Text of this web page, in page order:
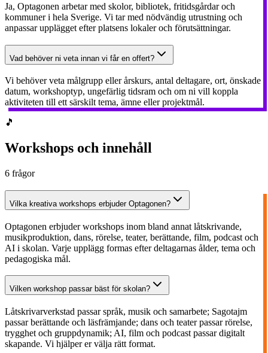
Ja, Optagonen arbetar med skolor, bibliotek, fritidsgårdar och
kommuner i hela Sverige. Vi tar med nödvändig utrustning och
anpassar upplägget efter platsens lokaler och förutsättningar.
Vad behöver ni veta innan vi får en offert?
Vi behöver veta målgrupp eller årskurs, antal deltagare, ort, önskade
datum, workshoptyp, ungefärlig tidsram och om ni vill koppla
aktiviteten till ett särskilt tema, ämne eller projektmål.
🎵
Workshops och innehåll
6 frågor
Vilka kreativa workshops erbjuder Optagonen?
Optagonen erbjuder workshops inom bland annat låtskrivande,
musikproduktion, dans, rörelse, teater, berättande, film, podcast och
AI i skolan. Varje upplägg formas efter deltagarnas ålder, tema och
pedagogiska mål.
Vilken workshop passar bäst för skolan?
Låtskrivarverkstad passar språk, musik och samarbete; Sagotajm
passar berättande och läsfrämjande; dans och teater passar rörelse,
trygghet och gruppdynamik; AI, film och podcast passar digitalt
skapande. Vi hjälper er välja rätt format.